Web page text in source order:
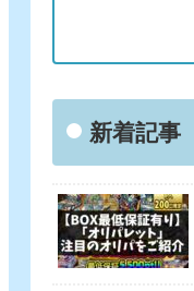
新着記事